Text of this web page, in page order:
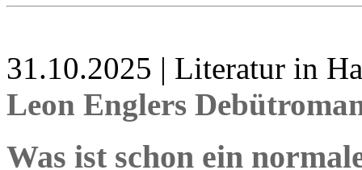
31.10.2025 | Literatur in
Leon Englers
Was ist schon ein